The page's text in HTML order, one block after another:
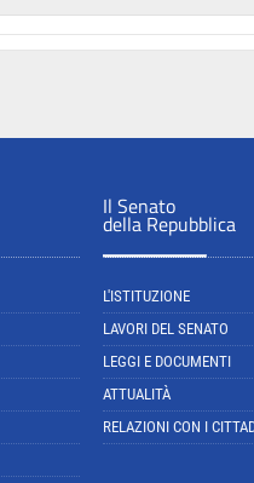
Il Senato
della Repubblica
L'ISTITUZIONE
LAVORI DEL SENATO
LEGGI E DOCUMENTI
ATTUALITÀ
RELAZIONI CON I